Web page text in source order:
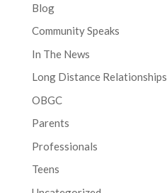
Blog
Community Speaks
In The News
Long Distance Relationships
OBGC
Parents
Professionals
Teens